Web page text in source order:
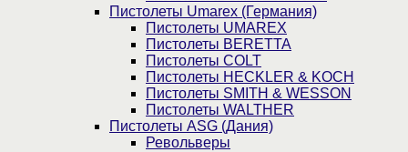
Пистолеты Umarex (Германия)
Пистолеты UMAREX
Пистолеты BERETTA
Пистолеты COLT
Пистолеты HECKLER & KOCH
Пистолеты SMITH & WESSON
Пистолеты WALTHER
Пистолеты ASG (Дания)
Револьверы